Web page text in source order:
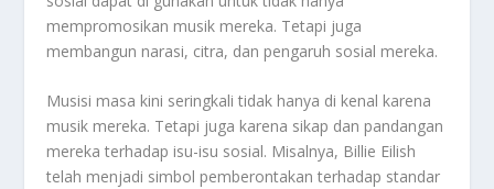
mempromosikan musik mereka. Tetapi juga
membangun narasi, citra, dan pengaruh sosial mereka.
Musisi masa kini seringkali tidak hanya di kenal karena
musik mereka. Tetapi juga karena sikap dan pandangan
mereka terhadap isu-isu sosial. Misalnya, Billie Eilish
telah menjadi simbol pemberontakan terhadap standar